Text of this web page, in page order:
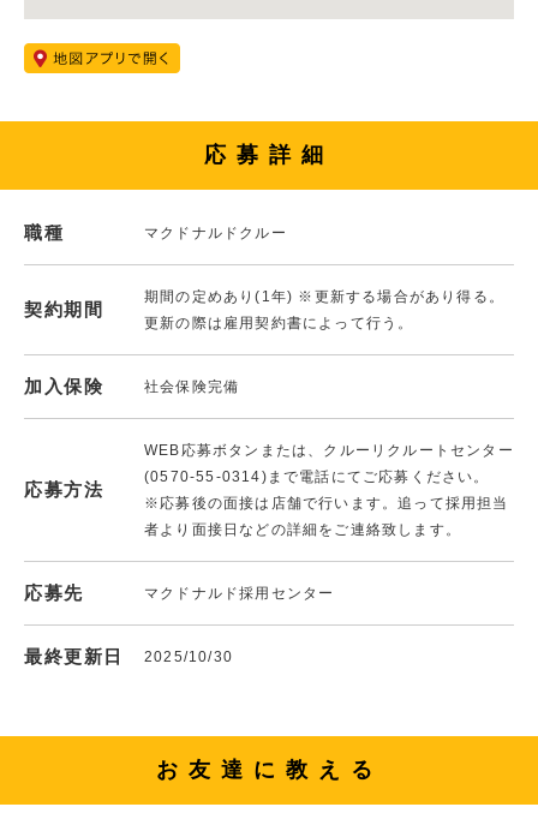
応募詳細
職種 マクドナルドクルー
契約期間
期間の定めあり(1年) ※更新する場合があり得る。
更新の際は雇用契約書によって行う。
加入保険 社会保険完備
応募方法
WEB応募ボタンまたは、クルーリクルートセンター
(0570-55-0314)まで電話にてご応募ください。
※応募後の面接は店舗で行います。追って採用担当
者より面接日などの詳細をご連絡致します。
応募先 マクドナルド採用センター
最終更新日 2025/10/30
お友達に教える